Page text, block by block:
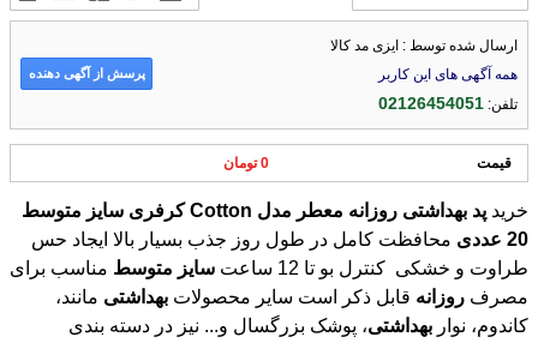
ارسال شده توسط : ایزی مد کالا
همه آگهی های این کاربر
تلفن:02126454051
پرسش از آگهی دهنده
قیمت 0 تومان
خرید پد بهداشتی روزانه معطر مدل Cotton کرفری سایز متوسط
20 عددی محافظت کامل در طول روز جذب بسیار بالا ایجاد حس
طراوت و خشکی کنترل بو تا 12 ساعت
سایز متوسط مناسب برای
مصرف روزانه قابل ذکر است سایر محصولات بهداشتی مانند،
کاندوم، نوار بهداشتی، پوشک بزرگسال و... نیز در دسته بندی